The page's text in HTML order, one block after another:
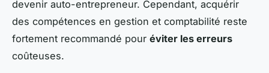
devenir auto-entrepreneur. Cependant, acquérir
des compétences en gestion et comptabilité reste
fortement recommandé pour éviter les erreurs
coûteuses.